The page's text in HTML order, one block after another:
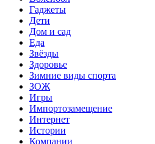
Гаджеты
Дети
Дом и сад
Еда
Звёзды
Здоровье
Зимние виды спорта
ЗОЖ
Игры
Импортозамещение
Интернет
Истории
Компании